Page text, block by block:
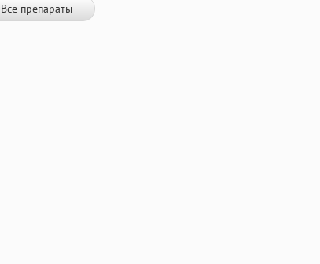
Все препараты